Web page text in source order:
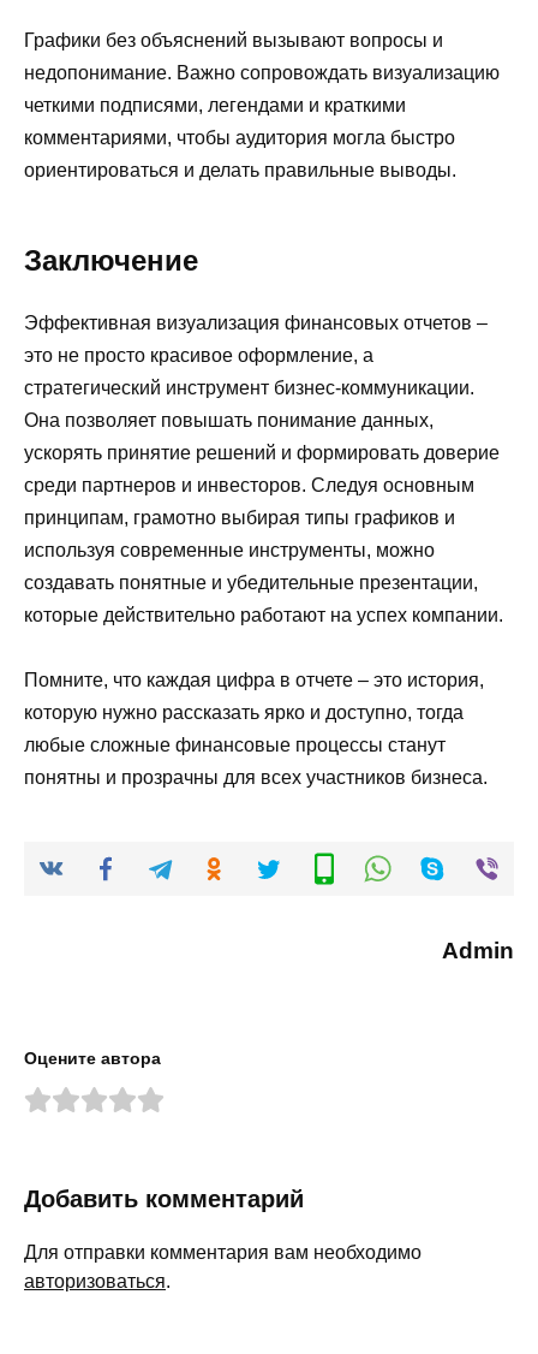
Графики без объяснений вызывают вопросы и
недопонимание. Важно сопровождать визуализацию
четкими подписями, легендами и краткими
комментариями, чтобы аудитория могла быстро
ориентироваться и делать правильные выводы.
Заключение
Эффективная визуализация финансовых отчетов –
это не просто красивое оформление, а
стратегический инструмент бизнес-коммуникации.
Она позволяет повышать понимание данных,
ускорять принятие решений и формировать доверие
среди партнеров и инвесторов. Следуя основным
принципам, грамотно выбирая типы графиков и
используя современные инструменты, можно
создавать понятные и убедительные презентации,
которые действительно работают на успех компании.
Помните, что каждая цифра в отчете – это история,
которую нужно рассказать ярко и доступно, тогда
любые сложные финансовые процессы станут
понятны и прозрачны для всех участников бизнеса.
Admin
Оцените автора
Добавить комментарий
Для отправки комментария вам необходимо
авторизоваться.